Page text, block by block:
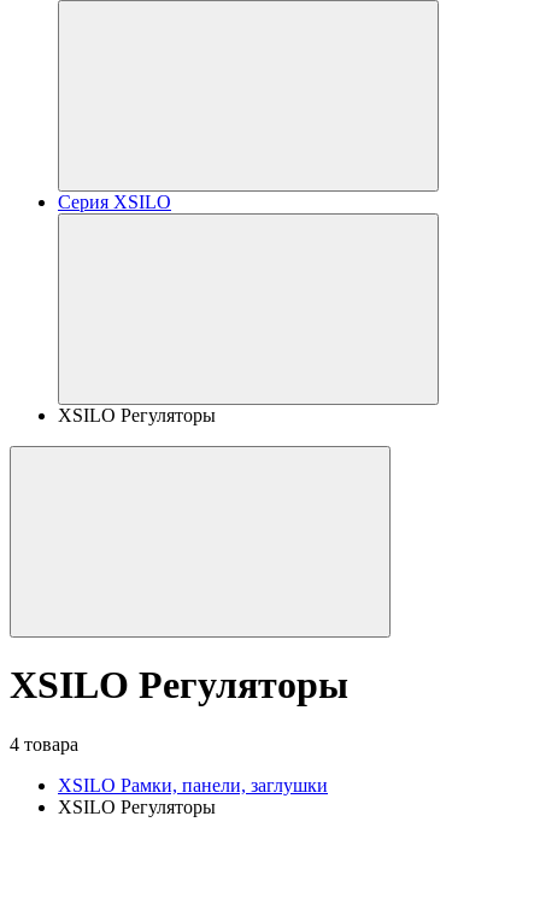
Серия XSILO
XSILO Регуляторы
XSILO Регуляторы
4 товара
XSILO Рамки, панели, заглушки
XSILO Регуляторы